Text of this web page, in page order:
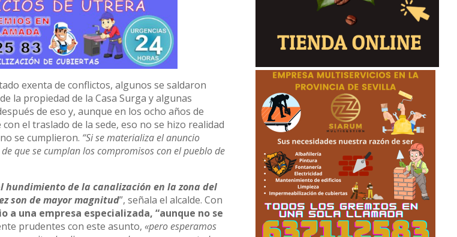
exenta de conflictos, algunos se saldaron
la propiedad de la Casa Surga y algunas
de eso y, aunque en los ocho años de
el traslado de la sede, eso no se hizo realidad
se cumplieron. “Si se materializa el anuncio
que se cumplan los compromisos con el pueblo de
l hundimiento de la canalización en la zona del
son de mayor magnitud”, señala el alcalde. Con
a una empresa especializada, “aunque no se
prudentes con este asunto,«pero esperamos